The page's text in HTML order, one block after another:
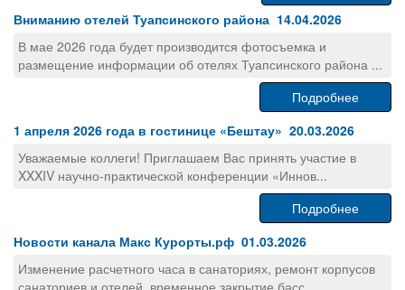
Вниманию отелей Туапсинского района 14.04.2026
В мае 2026 года будет производится фотосъемка и
размещение информации об отелях Туапсинского района ...
Подробнее
1 апреля 2026 года в гостинице «Бештау» 20.03.2026
Уважаемые коллеги! Приглашаем Вас принять участие в
XXXIV научно-практической конференции «Иннов...
Подробнее
Новости канала Макс Курорты.рф 01.03.2026
Изменение расчетного часа в санаториях, ремонт корпусов
санаториев и отелей, временное закрытие басс...